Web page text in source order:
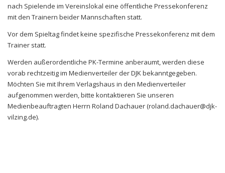
nach Spielende im Vereinslokal eine öffentliche Pressekonferenz
mit den Trainern beider Mannschaften statt.
Vor dem Spieltag findet keine spezifische Pressekonferenz mit dem
Trainer statt.
Werden außerordentliche PK-Termine anberaumt, werden diese
vorab rechtzeitig im Medienverteiler der DJK bekanntgegeben.
Möchten Sie mit Ihrem Verlagshaus in den Medienverteiler
aufgenommen werden, bitte kontaktieren Sie unseren
Medienbeauftragten Herrn Roland Dachauer (roland.dachauer@djk-
vilzing.de).